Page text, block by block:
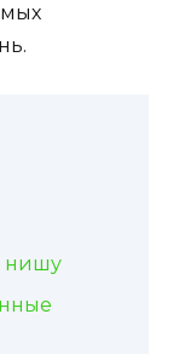
нишу